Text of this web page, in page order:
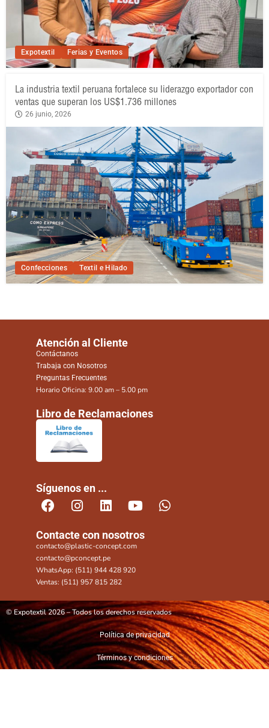
Expotextil Ferias y Eventos
Confecciones Textil e Hilado
La industria textil peruana fortalece su liderazgo exportador con
ventas que superan los US$1.736 millones
26 junio, 2026
Atención al Cliente
Contáctanos
Trabaja con Nosotros
Preguntas Frecuentes
Horario Oficina: 9.00 am – 5.00 pm
Libro de Reclamaciones
Síguenos en ...
Contacte con nosotros
contacto@plastic-concept.com
contacto@pconcept.pe
WhatsApp: (511) 944 428 920
Ventas: (511) 957 815 282
© Expotextil 2026 – Todos los derechos reservados
Política de privacidad
Términos y condiciones